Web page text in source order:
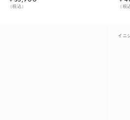
（税込） （税
イニ